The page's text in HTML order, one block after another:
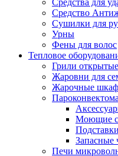
Средства для
Средство
Сушилки для
Урны
Фены для волос
Тепловое
Грили
Жаровни для
Жарочные
Моющие
Запасные
Печи